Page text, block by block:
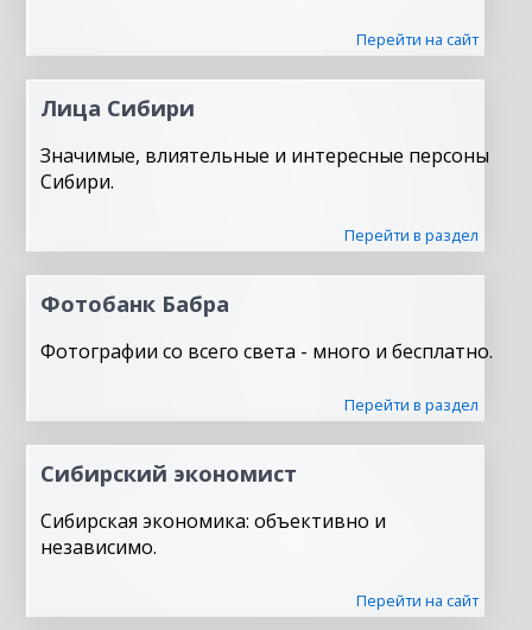
Перейти на сайт
Лица Сибири
Значимые, влиятельные и интересные персоны
Сибири.
Перейти в раздел
Фотобанк Бабра
Фотографии со всего света - много и бесплатно.
Перейти в раздел
Сибирский экономист
Сибирская экономика: объективно и
независимо.
Перейти на сайт